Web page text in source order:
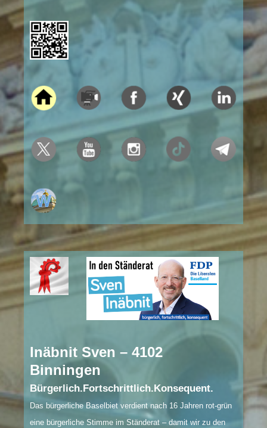
Inäbnit Sven – 4102
Binningen
Bürgerlich.Fortschrittlich.Konsequent.
Das bürgerliche Baselbiet verdient nach 16 Jahren rot-grün
eine bürgerliche Stimme im Ständerat ‒ damit wir zu den